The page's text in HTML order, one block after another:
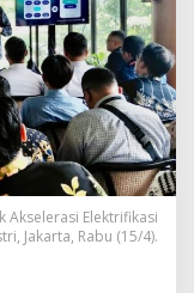
Akselerasi Elektrifikasi
Jakarta, Rabu (15/4).